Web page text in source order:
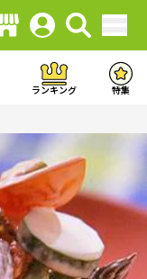
ランキング 特集